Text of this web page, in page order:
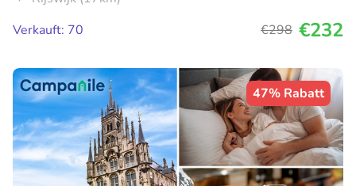
Verkauft: 70
€298 €232
47% Rabatt